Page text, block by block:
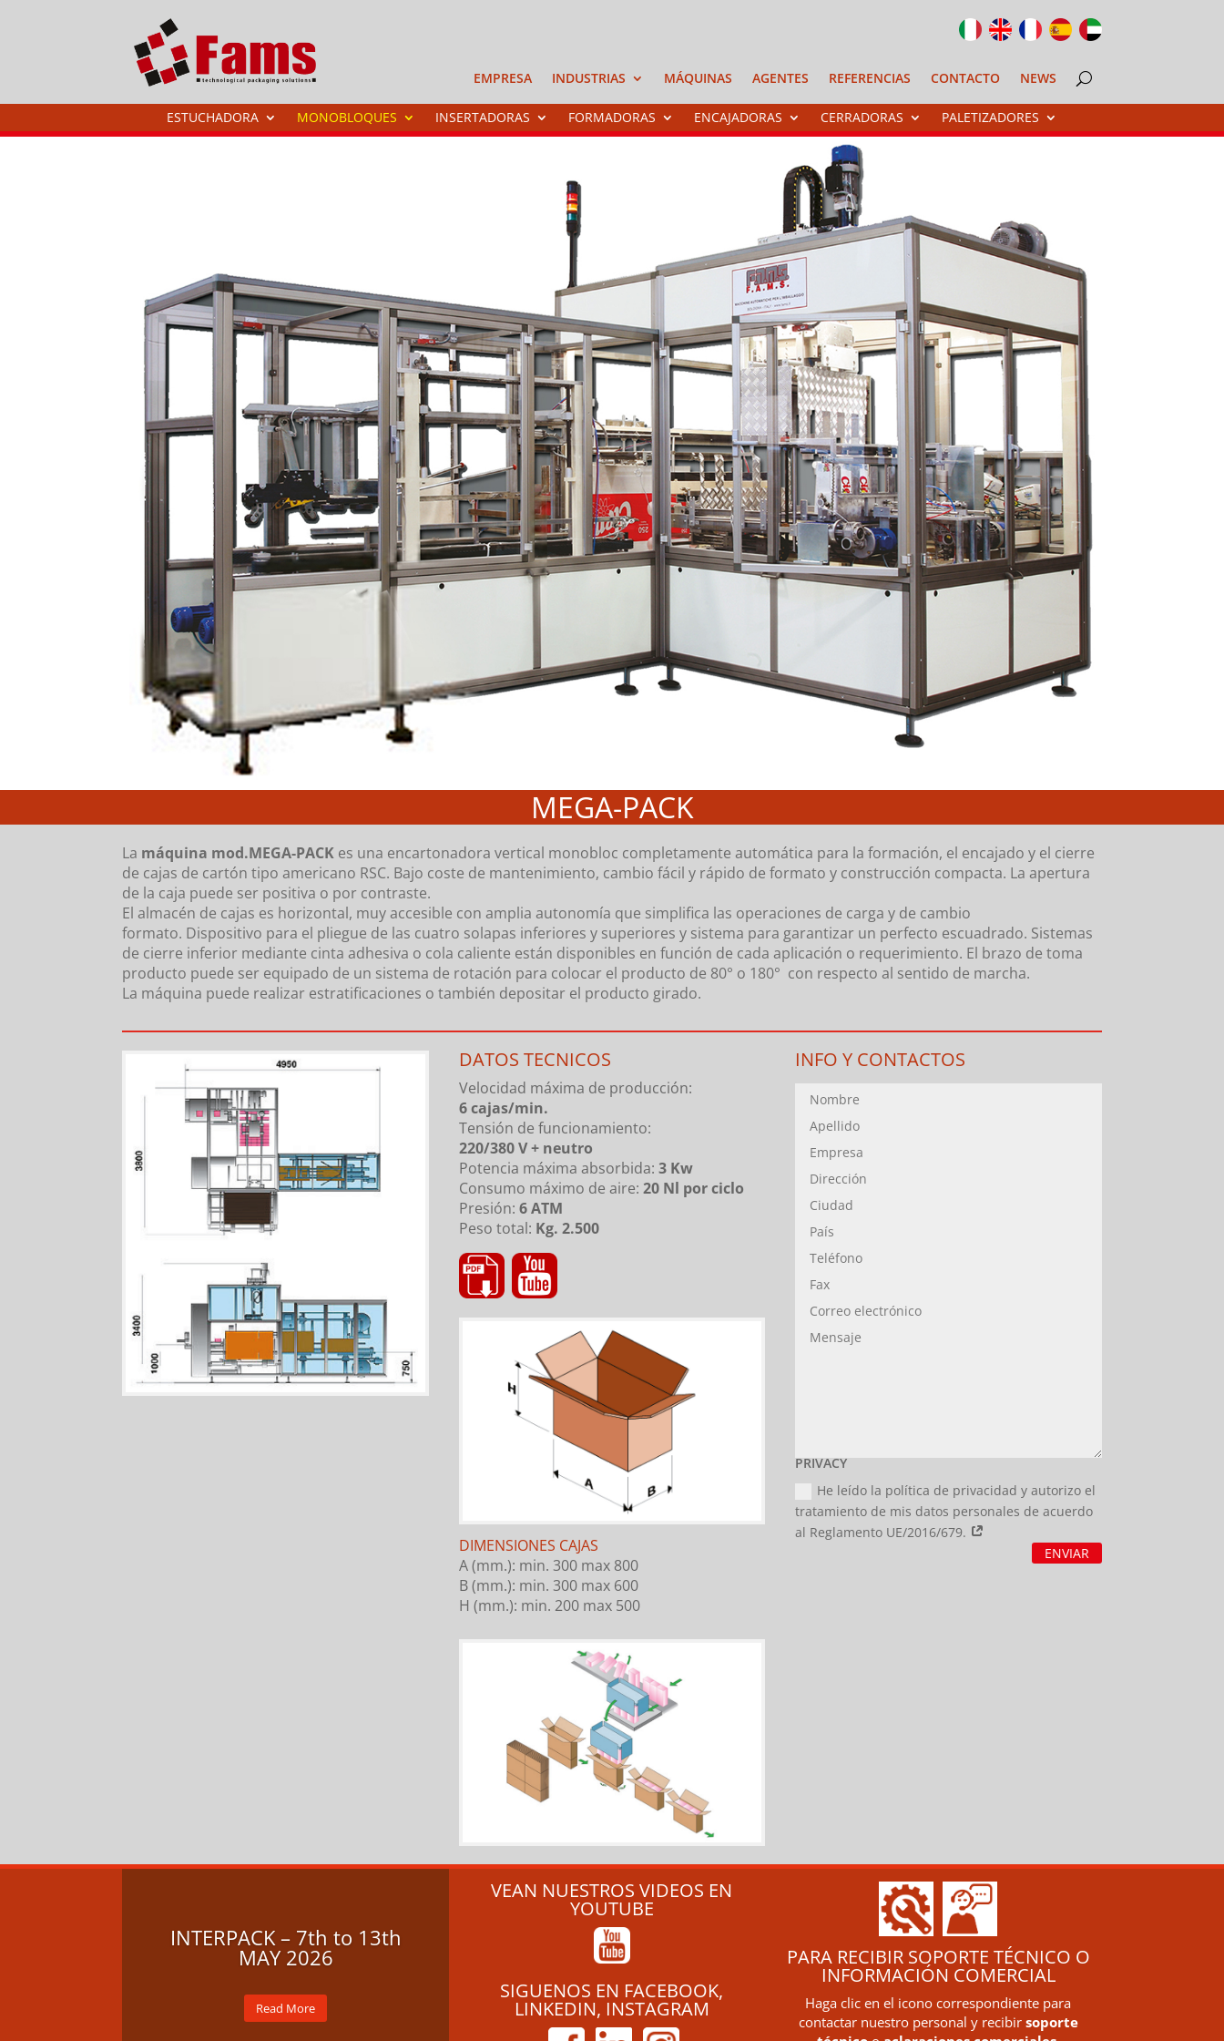
EMPRESA INDUSTRIAS MÁQUINAS AGENTES REFERENCIAS CONTACTO NEWS
ESTUCHADORA MONOBLOQUES INSERTADORAS FORMADORAS ENCAJADORAS CERRADORAS PALETIZADORES
MEGA-PACK
La máquina mod.MEGA-PACK es una encartonadora vertical monobloc completamente automática para la formación, el encajado y el cierre
de cajas de cartón tipo americano RSC. Bajo coste de mantenimiento, cambio fácil y rápido de formato y construcción compacta. La apertura
de la caja puede ser positiva o por contraste.
El almacén de cajas es horizontal, muy accesible con amplia autonomía que simplifica las operaciones de carga y de cambio
formato. Dispositivo para el pliegue de las cuatro solapas inferiores y superiores y sistema para garantizar un perfecto escuadrado. Sistemas
de cierre inferior mediante cinta adhesiva o cola caliente están disponibles en función de cada aplicación o requerimiento. El brazo de toma
producto puede ser equipado de un sistema de rotación para colocar el producto de 80° o 180° con respecto al sentido de marcha.
La máquina puede realizar estratificaciones o también depositar el producto girado.
DATOS TECNICOS
Velocidad máxima de producción:
6 cajas/min.
Tensión de funcionamiento:
220/380 V + neutro
Potencia máxima absorbida: 3 Kw
Consumo máximo de aire: 20 Nl por ciclo
Presión: 6 ATM
Peso total: Kg. 2.500
DIMENSIONES CAJAS
A (mm.): min. 300 max 800
B (mm.): min. 300 max 600
H (mm.): min. 200 max 500
INFO Y CONTACTOS
PRIVACY
He leído la política de privacidad y autorizo el
tratamiento de mis datos personales de acuerdo
al Reglamento UE/2016/679.
ENVIAR
INTERPACK – 7th to 13th
MAY 2026
Read More
FAMS presenta su nuevo sistema de
paletización con robot
antropomorfo.La solución ofrece una...
VEAN NUESTROS VIDEOS EN
YOUTUBE
SIGUENOS EN FACEBOOK,
LINKEDIN, INSTAGRAM
PARA RECIBIR SOPORTE TÉCNICO O
INFORMACIÓN COMERCIAL
Haga clic en el icono correspondiente para
contactar nuestro personal y recibir soporte